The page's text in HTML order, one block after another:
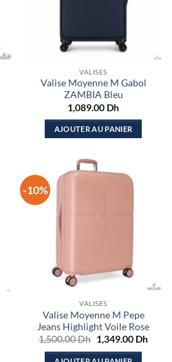
VALISES
Valise Moyenne M Gabol
ZAMBIA Bleu
1,089.00 Dh
AJOUTER AU PANIER
-10%
VALISES
Valise Moyenne M Pepe
Jeans Highlight Voile Rose
1,500.00Dh Le
prix
initial
1,349.00 DhLe